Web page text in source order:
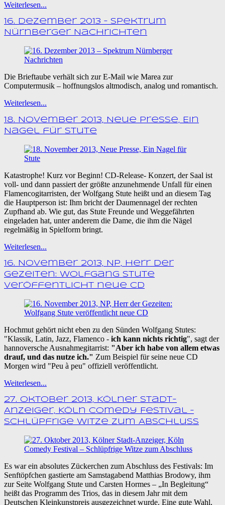
Weiterlesen...
16. Dezember 2013 – Spektrum
Nürnberger Nachrichten
Die Brieftaube verhält sich zur E-Mail wie Marea zur
Computermusik – hoffnungslos altmodisch, analog und romantisch.
Weiterlesen...
18. November 2013, Neue Presse, Ein
Nagel für Stute
Katastrophe! Kurz vor Beginn! CD-Release- Konzert, der Saal ist
voll- und dann passiert der größte anzunehmende Unfall für einen
Flamencogitarristen, der Wolfgang Stute heißt und an diesem Tag
die Hauptperson ist: Ihm bricht der Daumennagel der rechten
Zupfhand ab. Wie gut, das Stute Freunde und Weggefährten
eingeladen hat, unter anderem die Dame, die ihm die Nägel
regelmäßig in Spielform bringt.
Weiterlesen...
16. November 2013, NP, Herr der
Gezeiten: Wolfgang Stute
veröffentlicht neue CD
Hochmut gehört nicht eben zu den Sünden Wolfgang Stutes:
"Klassik, Latin, Jazz, Flamenco - ich kann nichts richtig", sagt der
hannoversche Ausnahmegitarrist: "Aber ich habe von allem etwas
drauf, und das nutze ich." Zum Beispiel für seine neue CD
Morgen wird "Peu à peu" offiziell veröffentlicht.
Weiterlesen...
27. Oktober 2013, Kölner Stadt-
Anzeiger, Köln Comedy Festival –
Schlüpfrige Witze zum Abschluss
Es war ein absolutes Zückerchen zum Abschluss des Festivals: Im
Senftöpfchen gastierte am Samstagabend Matthias Brodowy, ihm
zur Seite Wolfgang Stute und Carsten Hormes – „In Begleitung“
heißt das Programm des Trios, das in diesem Jahr mit dem
Deutschen Kleinkunstpreis ausgezeichnet wurde. Eine gute Wahl,